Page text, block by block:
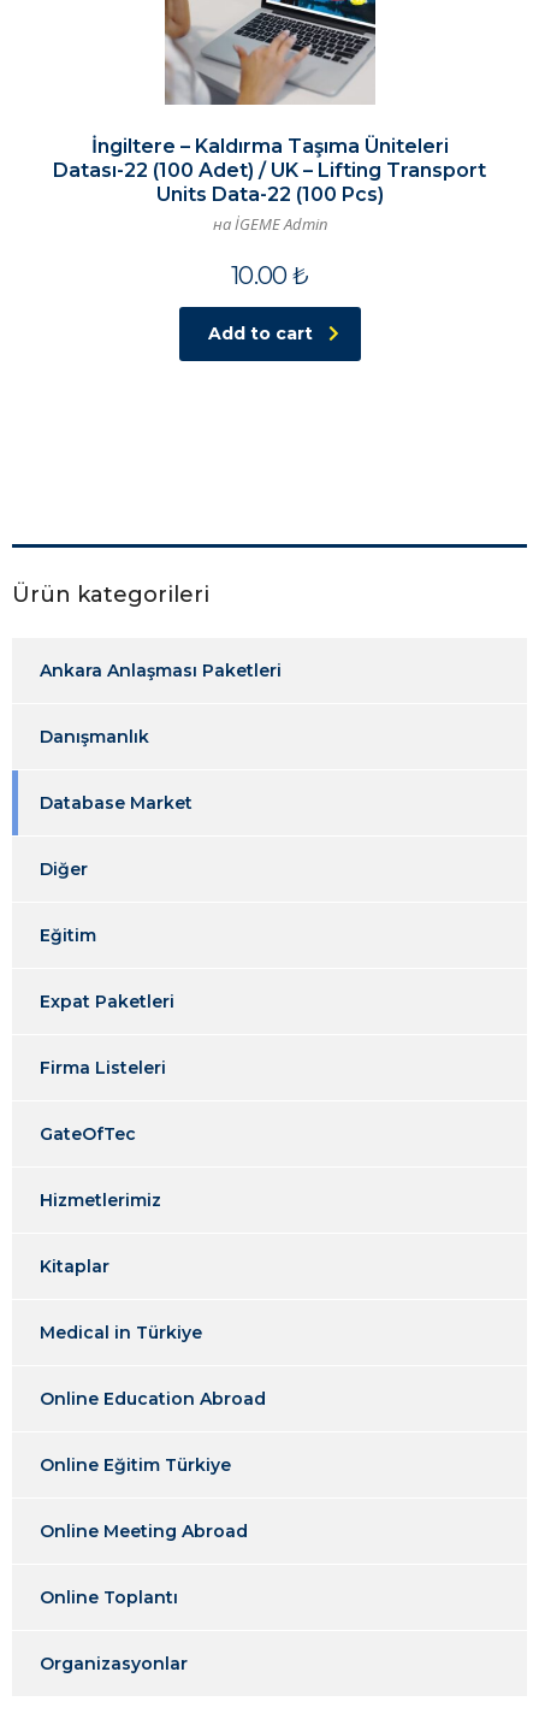
İngiltere – Kaldırma Taşıma Üniteleri
Datası-22 (100 Adet) / UK – Lifting Transport
Units Data-22 (100 Pcs)
на İGEME Admin
10.00₺
Add to cart
Ürün kategorileri
Ankara Anlaşması Paketleri
Danışmanlık
Database Market
Diğer
Eğitim
Expat Paketleri
Firma Listeleri
GateOfTec
Hizmetlerimiz
Kitaplar
Medical in Türkiye
Online Education Abroad
Online Eğitim Türkiye
Online Meeting Abroad
Online Toplantı
Organizasyonlar